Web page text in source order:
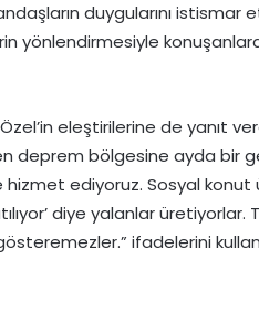
duygularını istismar
yönlendirmesiyle
eleştirilerine de yanıt
deprem bölgesine ayda bir
ediyoruz. Sosyal konut
diye yalanlar üretiyorlar.
ifadelerini